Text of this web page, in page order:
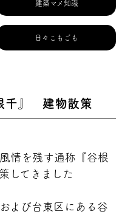
建築マメ知識
日々こもごも
千』 建物散策
情を残す通称『谷根
してきました
よび台東区にある谷